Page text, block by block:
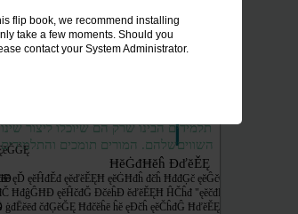
flip book, we recommend installing
take a few moments. Should you
contact your System Administrator.
.ęĕĞďĚđ ĐĕĎđĘđĜĕĚĕĤģ ,ěđĥĘ
ęĐĘ ěĦĕĜĥ ęĕĢĕĚČđ ęĕĚĒĕ ęĕďĕĚĘĦč ĤčđďĚ
ĞĕĠĥĚĐ ĕđĜĕĥ ĤđĢĕĘđ ĕđĔĕč ĕďĕĘ ęĚĢĞ ĦČ ČĕčĐĘ
ĦĕĠđĦĕĥ ĐďĕĚĘ
ęĎ ęĕĤđĚđ ęĕďĕĚĘĦ ęĕĠĦđĥ đčĥ ĦđđĢč ęĕĜčĜ ęĕĜėĦĐ
ĦđĝĜĦĐ ęĕĤčđĞ ĐčėĥĐ ĕďĕĚĘĦ ĤČĥđ "ęĕčđĘĥ ęĕĘė"
čđĢĕĞĘ Ħđčĕĥē ĥĕ ęĐčĥ ęĕČĥđĜ ĦďĕĚĘč
תלמידים הבינו שרק הם שיוכלו ליצור
השוויםשלהם. המורים תומכים